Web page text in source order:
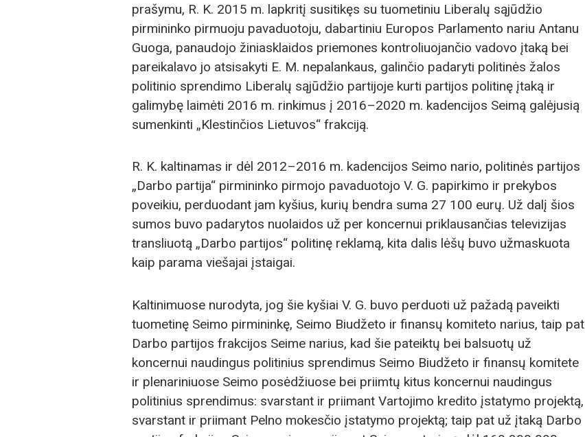
prašymu, R. K. 2015 m. lapkritį susitikęs su tuometiniu Liberalų sąjūdžio
pirmininko pirmuoju pavaduotoju, dabartiniu Europos Parlamento nariu Antanu
Guoga, panaudojo žiniasklaidos priemones kontroliuojančio vadovo įtaką bei
pareikalavo jo atsisakyti E. M. nepalankaus, galinčio padaryti politinės žalos
politinio sprendimo Liberalų sąjūdžio partijoje kurti partijos politinę įtaką ir
galimybę laimėti 2016 m. rinkimus į 2016–2020 m. kadencijos Seimą galėjusią
sumenkinti „Klestinčios Lietuvos“ frakciją.
R. K. kaltinamas ir dėl 2012–2016 m. kadencijos Seimo nario, politinės partijos
„Darbo partija“ pirmininko pirmojo pavaduotojo V. G. papirkimo ir prekybos
poveikiu, perduodant jam kyšius, kurių bendra suma 27 100 eurų. Už dalį šios
sumos buvo padarytos nuolaidos už per koncernui priklausančias televizijas
transliuotą „Darbo partijos“ politinę reklamą, kita dalis lėšų buvo užmaskuota
kaip parama viešajai įstaigai.
Kaltinimuose nurodyta, jog šie kyšiai V. G. buvo perduoti už pažadą paveikti
tuometinę Seimo pirmininkę, Seimo Biudžeto ir finansų komiteto narius, taip pat
Darbo partijos frakcijos Seime narius, kad šie pateiktų bei balsuotų už
koncernui naudingus politinius sprendimus Seimo Biudžeto ir finansų komitete
ir plenariniuose Seimo posėdžiuose bei priimtų kitus koncernui naudingus
politinius sprendimus: svarstant ir priimant Vartojimo kredito įstatymo projektą,
svarstant ir priimant Pelno mokesčio įstatymo projektą; taip pat už įtaką Darbo